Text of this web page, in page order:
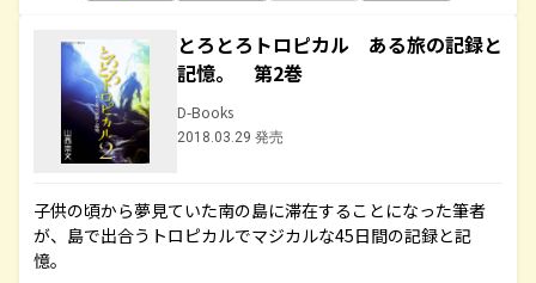
とろとろトロピカル ある旅の記録と
記憶。 第2巻
D-Books
2018.03.29 発売
子供の頃から夢見ていた南の島に滞在することになった筆者
が、島で出合うトロピカルでマジカルな45日間の記録と記
憶。